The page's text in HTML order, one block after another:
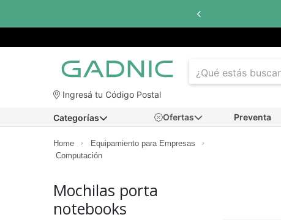
Ingresá tu Código Postal
Ofertas Preventa
Categorías
Home
Equipamiento para Empresas
Computación
Mochilas porta
notebooks